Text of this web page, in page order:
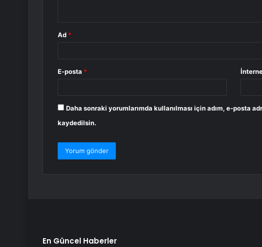
Ad *
E-posta *
Daha sonraki yorumlarımda kullanılması için adım, e-posta
kaydedilsin.
En Güncel Haberler